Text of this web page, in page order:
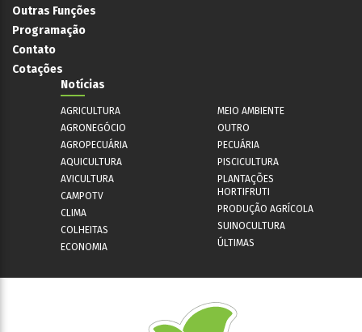
Outras Funções
Programação
Contato
Cotações
Notícias
AGRICULTURA
AGRONEGÓCIO
AGROPECUÁRIA
AQUICULTURA
AVICULTURA
CAMPOTV
CLIMA
COLHEITAS
ECONOMIA
MEIO AMBIENTE
OUTRO
PECUÁRIA
PISCICULTURA
PLANTAÇÕES
HORTIFRUTI
PRODUÇÃO AGRÍCOLA
SUINOCULTURA
ÚLTIMAS